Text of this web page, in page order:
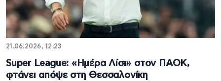
21.06.2026, 12:23
Super League: «Ημέρα Λίσι» στον ΠΑΟΚ,
φτάνει απόψε στη Θεσσαλονίκη